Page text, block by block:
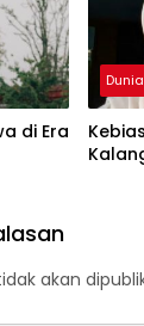
di Era
akan